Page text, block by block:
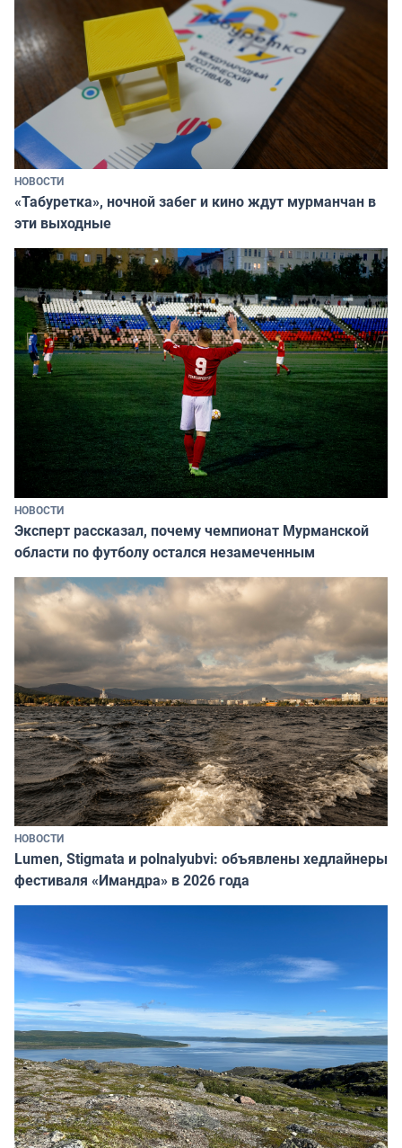
НОВОСТИ
«Табуретка», ночной забег и кино ждут мурманчан в
эти выходные
НОВОСТИ
Эксперт рассказал, почему чемпионат Мурманской
области по футболу остался незамеченным
НОВОСТИ
Lumen, Stigmata и polnalyubvi: объявлены хедлайнеры
фестиваля «Имандра» в 2026 года